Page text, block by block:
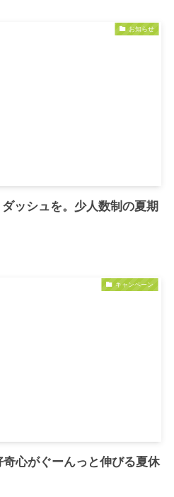
お知らせ
ッシュを。少人数制の夏期
キャンペーン
心がぐーんっと伸びる夏休